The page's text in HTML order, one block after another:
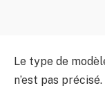
Le type de
n’est pas